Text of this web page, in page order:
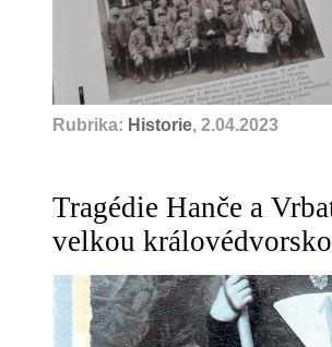
Rubrika: Historie, 2.04.2023
Tragédie Hanče a
velkou